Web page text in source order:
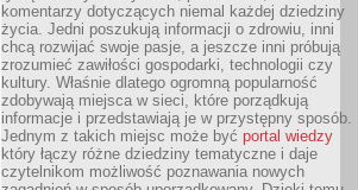
komentarzy dotyczących niemal każdej dziedziny
życia. Jedni poszukują informacji o zdrowiu, inni
chcą rozwijać swoje pasje, a jeszcze inni próbują
zrozumieć zawiłości gospodarki, technologii czy
kultury. Właśnie dlatego ogromną popularność
zdobywają miejsca w sieci, które porządkują
informacje i przedstawiają je w przystępny sposób.
Jednym z takich miejsc może być portal wiedzy
który łączy różne dziedziny tematyczne i daje
czytelnikom możliwość poznawania nowych